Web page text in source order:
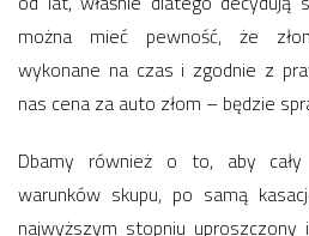
można mieć pewność, że
wykonane na czas i zgodnie z
nas cena za auto złom – będzie
Dbamy również o to, aby
warunków skupu, po samą
najwyższym stopniu uproszczony